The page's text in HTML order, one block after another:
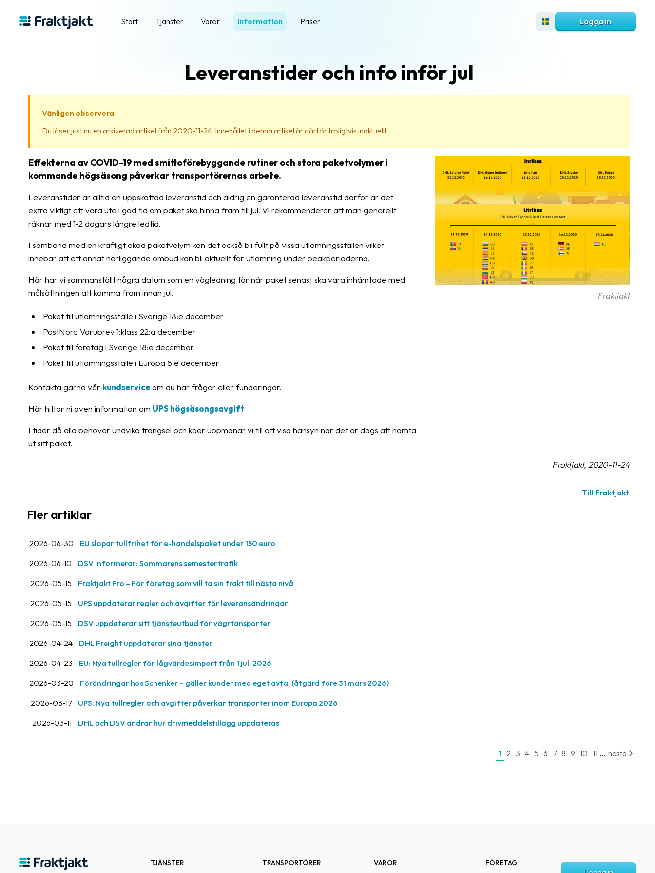
Start Tjänster Varor Information Priser Logga in
Leveranstider och info inför jul
Vänligen observera
Du läser just nu en arkiverad artikel från 2020-11-24. Innehållet i denna artikel är därför troligtvis inaktuellt.
Fraktjakt
Effekterna av COVID-19 med smittoförebyggande rutiner och stora paketvolymer i
kommande högsäsong påverkar transportörernas arbete.
Leveranstider är alltid en uppskattad leveranstid och aldrig en garanterad leveranstid därför är det
extra viktigt att vara ute i god tid om paket ska hinna fram till jul. Vi rekommenderar att man generellt
räknar med 1-2 dagars längre ledtid.
I samband med en kraftigt ökad paketvolym kan det också bli fullt på vissa utlämningsställen vilket
innebär att ett annat närliggande ombud kan bli aktuellt för utlämning under peakperioderna.
Här har vi sammanställt några datum som en vägledning för när paket senast ska vara inhämtade med
målsättningen att komma fram innan jul.
Paket till utlämningsställe i Sverige 18:e december
PostNord Varubrev 1:klass 22:a december
Paket till företag i Sverige 18:e december
Paket till utlämningsställe i Europa 8:e december
Kontakta gärna vår kundserviceom du har frågor eller funderingar.
Här hittar ni även information om UPS högsäsongsavgift
I tider då alla behöver undvika trängsel och köer uppmanar vi till att visa hänsyn när det är dags att hämta
ut sitt paket.
Fraktjakt, 2020-11-24
Till Fraktjakt
Fler artiklar
2026-06-30 EU slopar tullfrihet för e-handelspaket under 150 euro
2026-06-10 DSV informerar: Sommarens semestertrafik
2026-05-15 Fraktjakt Pro – För företag som vill ta sin frakt till nästa nivå
2026-05-15 UPS uppdaterar regler och avgifter för leveransändringar
2026-05-15 DSV uppdaterar sitt tjänsteutbud för vägrtansporter
2026-04-24 DHL Freight uppdaterar sina tjänster
2026-04-23 EU: Nya tullregler för låg­värdesimport från 1 juli 2026
2026-03-20 Förändringar hos Schenker – gäller kunder med eget avtal (åtgärd före 31 mars 2026)
2026-03-17 UPS: Nya tullregler och avgifter påverkar transporter inom Europa 2026
2026-03-11 DHL och DSV ändrar hur drivmeddelstillägg uppdateras
1 2 3 4 5 6 7 8 9 10 11 ... nästa
TJÄNSTER TRANSPORTÖRER VAROR FÖRETAG